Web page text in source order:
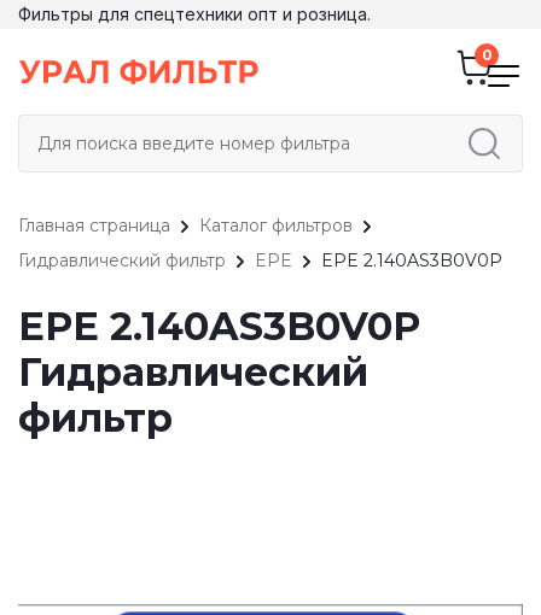
Фильтры для спецтехники опт и розница.
Главная страница
Каталог фильтров
Гидравлический фильтр
EPE EPE 2.140AS3B0V0P
EPE 2.140AS3B0V0P
Гидравлический
фильтр